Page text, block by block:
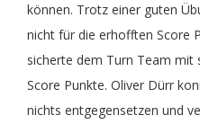
können. Trotz einer guten
nicht für die erhofften Score
sicherte dem Turn Team mit
Score Punkte. Oliver Dürr
nichts entgegensetzen und